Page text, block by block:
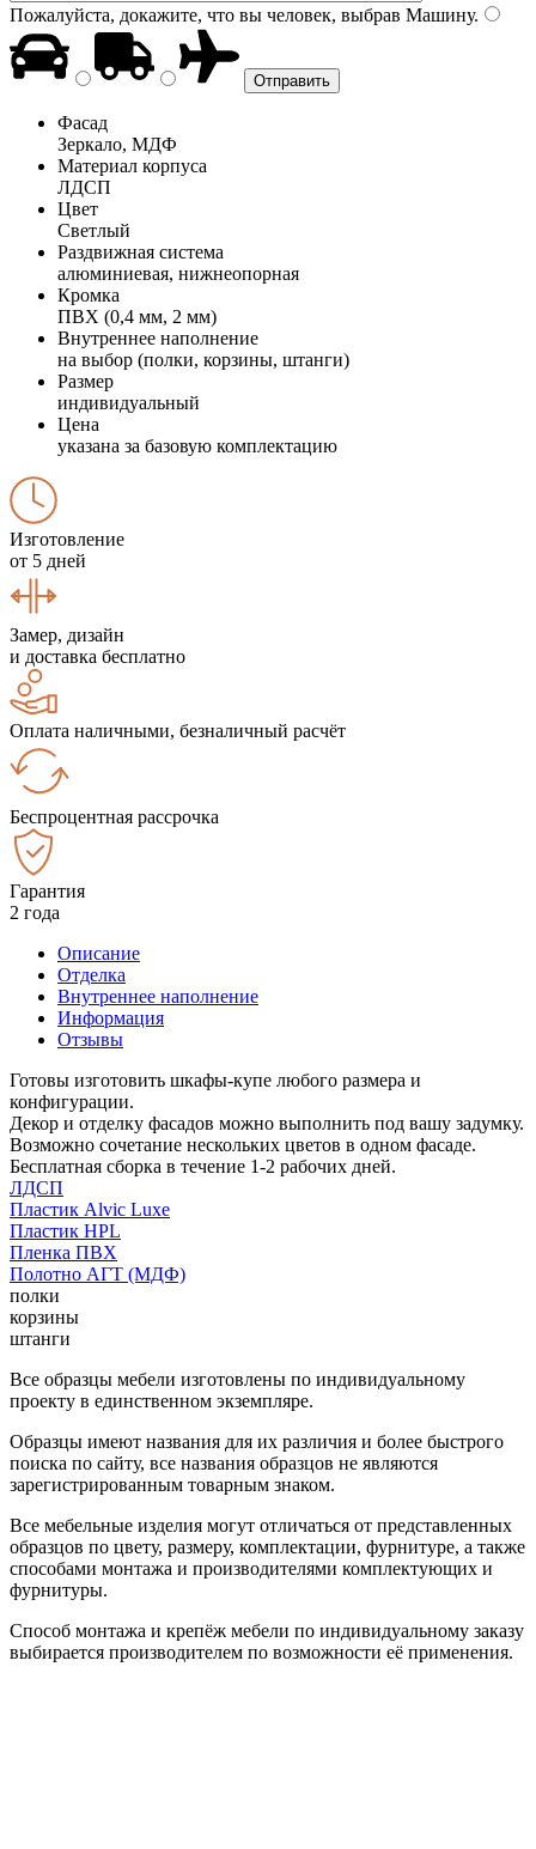
Пожалуйста, докажите, что вы человек, выбрав Машину.
Фасад
Зеркало, МДФ
Материал корпуса
ЛДСП
Цвет
Светлый
Раздвижная система
алюминиевая, нижнеопорная
Кромка
ПВХ (0,4 мм, 2 мм)
Внутреннее наполнение
на выбор (полки, корзины, штанги)
Размер
индивидуальный
Цена
указана за базовую комплектацию
Изготовление
от 5 дней
Замер, дизайн
и доставка бесплатно
Оплата наличными, безналичный расчёт
Беспроцентная рассрочка
Гарантия
2 года
Описание
Отделка
Внутреннее наполнение
Информация
Отзывы
Готовы изготовить шкафы-купе любого размера и
конфигурации.
Декор и отделку фасадов можно выполнить под вашу задумку.
Возможно сочетание нескольких цветов в одном фасаде.
Бесплатная сборка в течение 1-2 рабочих дней.
ЛДСП
Пластик Alvic Luxe
Пластик HPL
Пленка ПВХ
Полотно АГТ (МДФ)
полки
корзины
штанги
Все образцы мебели изготовлены по индивидуальному
проекту в единственном экземпляре.
Образцы имеют названия для их различия и более быстрого
поиска по сайту, все названия образцов не являются
зарегистрированным товарным знаком.
Все мебельные изделия могут отличаться от представленных
образцов по цвету, размеру, комплектации, фурнитуре, а также
способами монтажа и производителями комплектующих и
фурнитуры.
Способ монтажа и крепёж мебели по индивидуальному заказу
выбирается производителем по возможности её применения.